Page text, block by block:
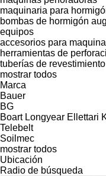
maquinaria para
bombas de hormigón
equipos
accesorios para
herramientas de
tuberías de revestimiento
mostrar todos
Marca
Bauer
BG
Boart Longyear Ellettari
Telebelt
Soilmec
mostrar todos
Ubicación
Radio de búsqueda